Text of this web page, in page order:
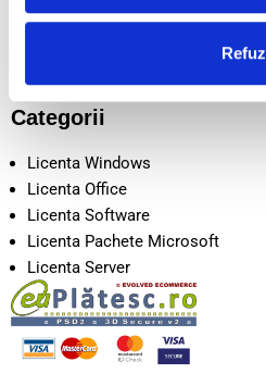
Refuz
Intrebari frecvente
Categorii
Licenta Windows
Licenta Office
Licenta Software
Licenta Pachete Microsoft
Licenta Server